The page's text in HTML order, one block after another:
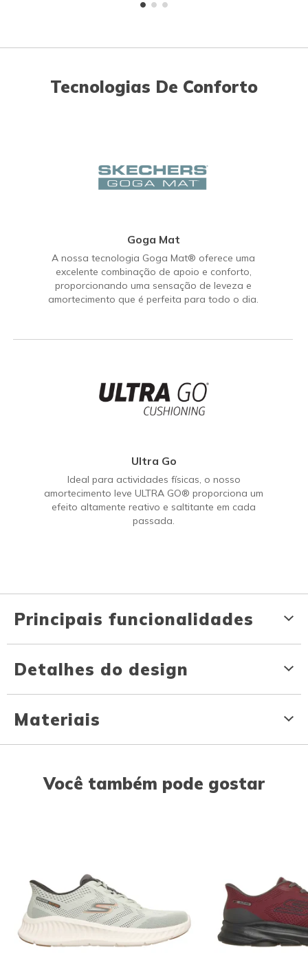
Tecnologias De Conforto
Goga Mat
A nossa tecnologia Goga Mat® oferece uma
excelente combinação de apoio e conforto,
proporcionando uma sensação de leveza e
amortecimento que é perfeita para todo o dia.
Ultra Go
Ideal para actividades físicas, o nosso
amortecimento leve ULTRA GO® proporciona um
efeito altamente reativo e saltitante em cada
passada.
Principais funcionalidades
Detalhes do design
Materiais
Você também pode gostar